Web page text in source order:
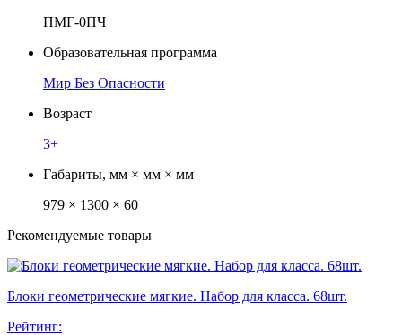
ПМГ-0ПЧ
Образовательная программа
Мир Без Опасности
Возраст
3+
Габариты, мм × мм × мм
979 × 1300 × 60
Рекомендуемые товары
Блоки геометрические мягкие. Набор для класса. 68шт.
Рейтинг: